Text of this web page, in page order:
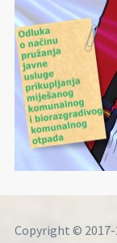
Copyright © 2017-